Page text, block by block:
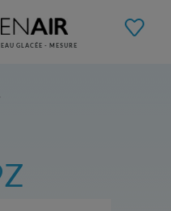
GLACÉE - MESURE